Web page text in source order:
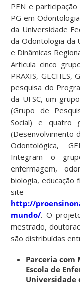
PEN e
PG em
da Universidade
da Odontologia da
e Dinâmicas
Articula cinco
PRAXIS, GECHES,
pesquisa do
da UFSC, um
(Grupo de
Social) e quatro
(Desenvolvimento
Odontológica,
Integram o
enfermagem,
biologia, educação
site
http://
mundo/. O
mestrado,
são distribuídas
Parceria com
Escola de
Universidade